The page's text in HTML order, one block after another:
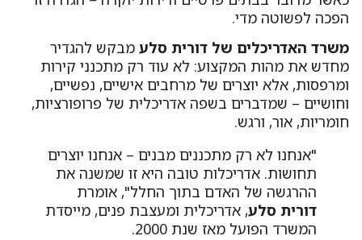
לפשוטה מדי.
האדריכלים של דורית סלעמבקש להגדיר
את מהות המקצוע: לא עוד רק מתכנני קירות
אלא יוצרים של מרחבים אישיים, נפשיים,
– שמדברים בשפה אדריכלית של פרופורציות,
אור, ורגש.
"אנחנו לא רק מתכננים מבנים – אנחנו יוצרים
תחושות. אדריכלות טובה היא זו שמשנה את
ההרגשה של האדם בתוך החלל", אומרת
דורית סלע, אדריכלית ומעצבת פנים, מייסדת
המשרד הפועל מאז שנת 2000.